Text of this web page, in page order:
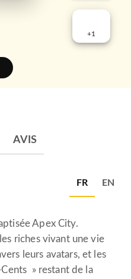
+1
AVIS
FR EN
Apex City.
riches vivant une vie
leurs avatars, et les
» restant de la